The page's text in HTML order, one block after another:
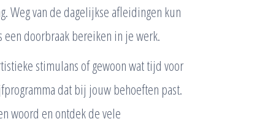
Weg van de dagelijkse afleidingen kun
doorbraak bereiken in je werk.
stimulans of gewoon wat tijd voor
dat bij jouw behoeften past.
woord en ontdek de vele